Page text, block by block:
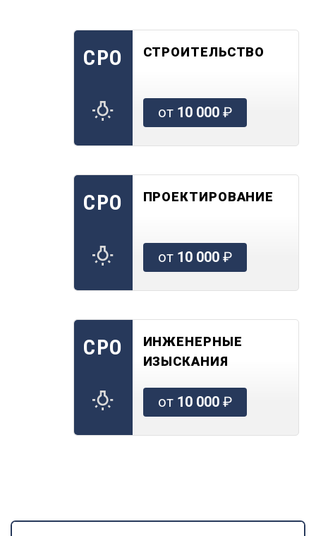
СРО СТРОИТЕЛЬСТВО
от 10 000₽
СРО ПРОЕКТИРОВАНИЕ
от 10 000₽
СРО
ИНЖЕНЕРНЫЕ
ИЗЫСКАНИЯ
от 10 000₽